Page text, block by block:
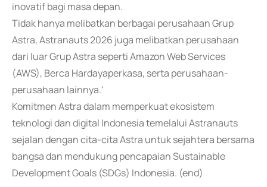
inovatif bagi masa depan.
Tidak hanya melibatkan berbagai perusahaan Grup
Astra, Astranauts 2026 juga melibatkan perusahaan
dari luar Grup Astra seperti Amazon Web Services
(AWS), Berca Hardayaperkasa, serta perusahaan-
perusahaan lainnya.'
Komitmen Astra dalam memperkuat ekosistem
teknologi dan digital Indonesia temelalui Astranauts
sejalan dengan cita-cita Astra untuk sejahtera bersama
bangsa dan mendukung pencapaian Sustainable
Development Goals (SDGs) Indonesia. (end)